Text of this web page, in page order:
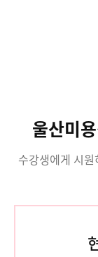
울산미
수강생에게 시